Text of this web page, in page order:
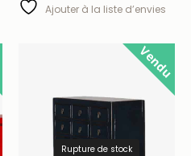
Ajouter à la liste d’envies
Vendu
Rupture de stock